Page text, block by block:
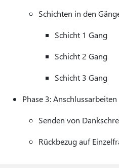
Schichten in den
Schicht 1 Gang
Schicht 2 Gang
Schicht 3 Gang
Phase 3: Anschlussarbeiten
Senden von
Rückbezug auf